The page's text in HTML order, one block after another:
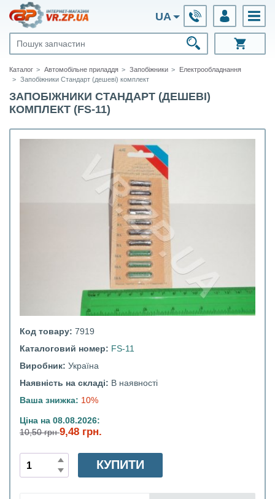
UA
Каталог Автомобільне приладдя Запобіжники
Електрообладнання
Запобіжники Стандарт (дешеві) комплект
ЗАПОБІЖНИКИ СТАНДАРТ (ДЕШЕВІ)
КОМПЛЕКТ (FS-11)
Код товару: 7919
Каталоговий номер: FS-11
Виробник: Україна
Наявність на складі: В наявності
Ваша знижка: 10%
Ціна на 08.08.2026:
10,50 грн9,48 грн.
КУПИТИ